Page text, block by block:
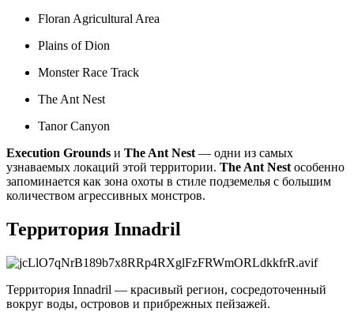
Floran Agricultural Area
Plains of Dion
Monster Race Track
The Ant Nest
Tanor Canyon
Execution Grounds и The Ant Nest— одни из самых
узнаваемых локаций этой территории. The Ant Nestособенно
запоминается как зона охоты в стиле подземелья с большим
количеством агрессивных монстров.
Территория Innadril
Территория Innadril — красивый регион, сосредоточенный
вокруг воды, островов и прибрежных пейзажей.